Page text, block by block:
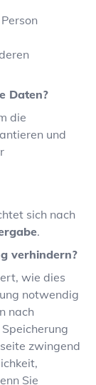
Daten?
die
und
sich nach
.
verhindern?
wie dies
notwendig
nach
zwingend
Sie